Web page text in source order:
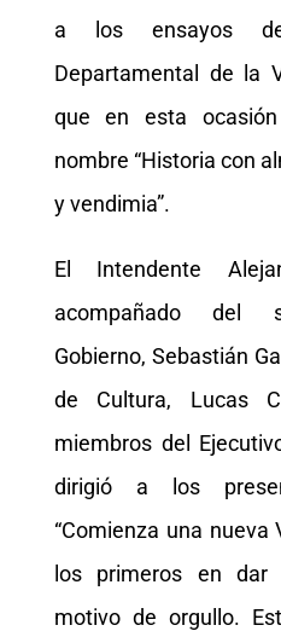
a los ensayos
Departamental de la
que en esta
nombre “Historia con
y vendimia”.
El Intendente
acompañado del
Gobierno, Sebastián
de Cultura, Lucas
miembros del
dirigió a los
“Comienza una nueva
los primeros en
motivo de orgullo.